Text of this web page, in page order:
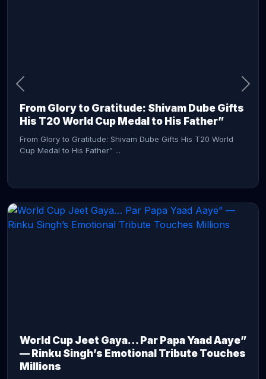
From Glory to Gratitude: Shivam Dube Gifts
His T20 World Cup Medal to His Father”
From Glory to Gratitude: Shivam Dube Gifts His T20 World
Cup Medal to His Father” ...
World Cup Jeet Gaya… Par Papa Yaad Aaye”
— Rinku Singh’s Emotional Tribute Touches
Millions